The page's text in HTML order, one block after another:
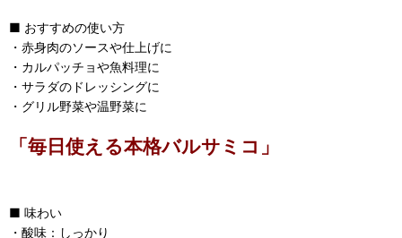
■ おすすめの使い方
・赤身肉のソースや仕上げに
・カルパッチョや魚料理に
・サラダのドレッシングに
・グリル野菜や温野菜に
「毎日使える本格バルサミコ」
■ 味わい
・酸味：しっかり